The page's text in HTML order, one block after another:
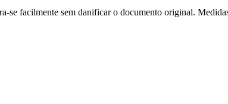
se facilmente sem danificar o documento original.